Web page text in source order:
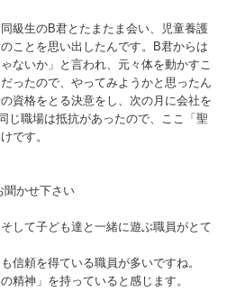
級生のB君とたまたま会い、児童養護
ことを思い出したんです。B君からは
ないか」と言われ、元々体を動かすこ
ったので、やってみようかと思ったん
資格をとる決意をし、次の月に会社を
じ職場は抵抗があったので、ここ「聖
です。
かせ下さい
して子ども達と一緒に遊ぶ職員がとて
信頼を得ている職員が多いですね。
精神」を持っていると感じます。